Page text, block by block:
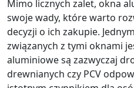
Mimo licznych zalet, okna
swoje wady, które warto
decyzji o ich zakupie.
związanych z tymi oknami
aluminiowe są zazwyczaj
drewnianych czy PCV